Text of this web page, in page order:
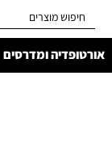
אורטופדיה ומדרסים